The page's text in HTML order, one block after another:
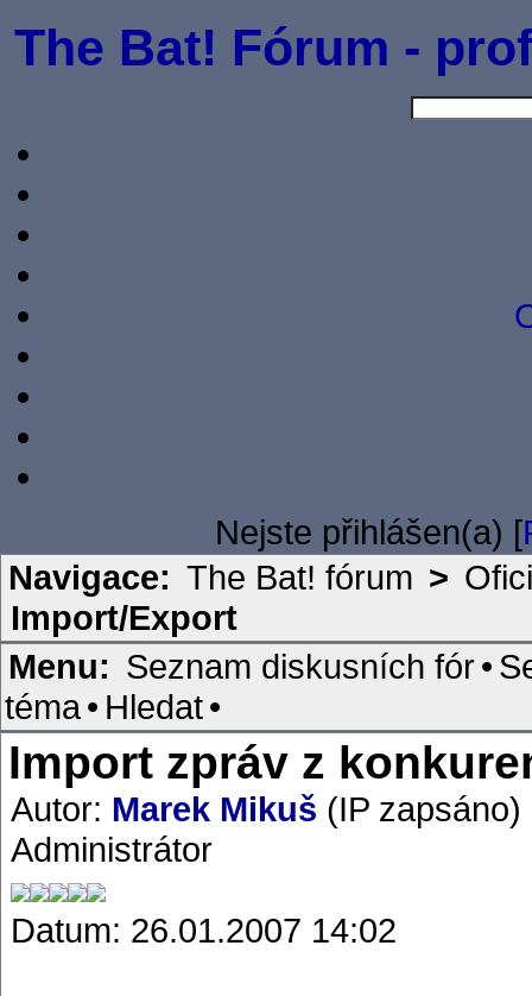
The Bat! Fórum -
Nejste přihlášen(a) [
Navigace: The Bat! fórum >
Import/Export
Menu: Seznam diskusních fór•
téma• Hledat•
Import zpráv z
Autor: Marek Mikuš (IP zapsáno)
Administrátor
Datum: 26.01.2007 14:02